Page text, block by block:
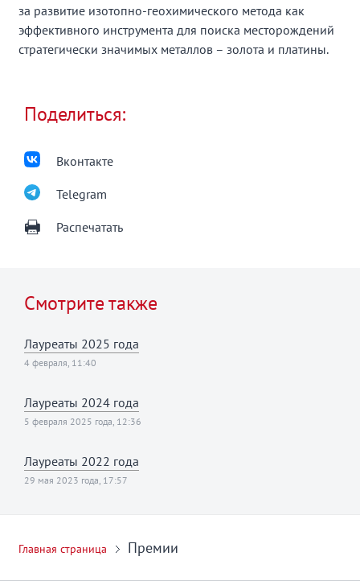
за развитие изотопно-геохимического метода как
эффективного инструмента для поиска месторождений
стратегически значимых металлов – золота и платины.
Поделиться:
Вконтакте
Telegram
Распечатать
Смотрите также
Лауреаты 2025 года
4 февраля, 11:40
Лауреаты 2024 года
5 февраля 2025 года, 12:36
Лауреаты 2022 года
29 мая 2023 года, 17:57
Главная страница Премии